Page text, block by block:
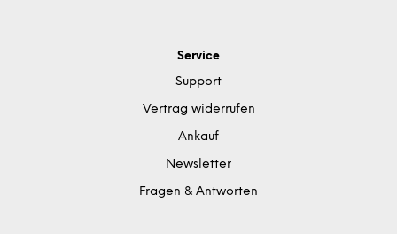
Service
Support
Vertrag widerrufen
Ankauf
Newsletter
Fragen & Antworten